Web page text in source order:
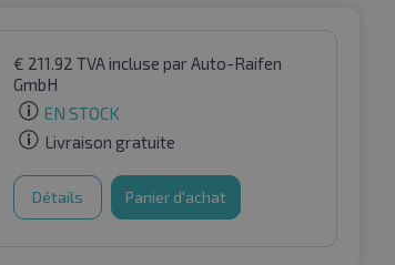
€ 211.92 TVA inclusepar Auto-Raifen
GmbH
EN STOCK
Livraison gratuite
Détails Panier d'achat